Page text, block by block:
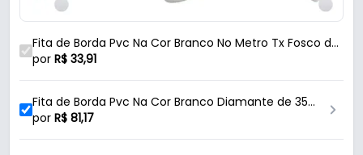
Características:
- Marca: Rehau
- Material: PVC
- Acabamento: TX
Fita de Borda Pvc Na Cor Branco No Metro Tx Fosco de
700 Mm
por R$ 33,91
Fita de Borda Pvc Na Cor Branco Diamante de 35
Mm X 50 Metros Rehau
por R$ 81,17